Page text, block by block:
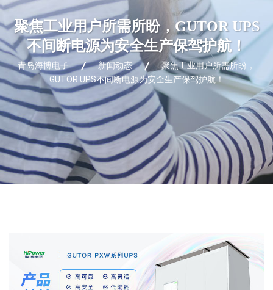
聚焦工业用户所需所盼，GUTOR UPS
不间断电源为安全生产保驾护航！
青岛海博电子 新闻动态
聚焦工业用户所需所盼，
GUTOR UPS不间断电源为安全生产保驾护航！